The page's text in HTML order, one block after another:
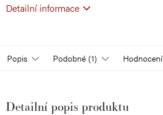
Detailní informace
Popis Podobné (1) Hodnocení
Detailní popis produktu